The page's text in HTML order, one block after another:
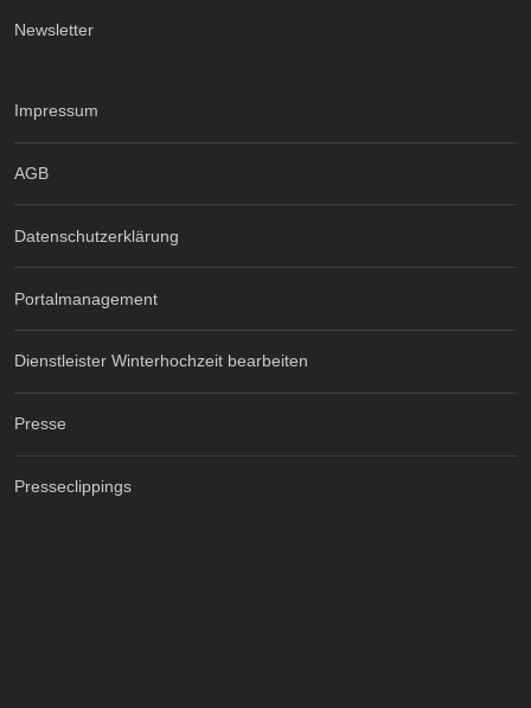
Newsletter
Impressum
AGB
Datenschutzerklärung
Portalmanagement
Dienstleister Winterhochzeit bearbeiten
Presse
Presseclippings